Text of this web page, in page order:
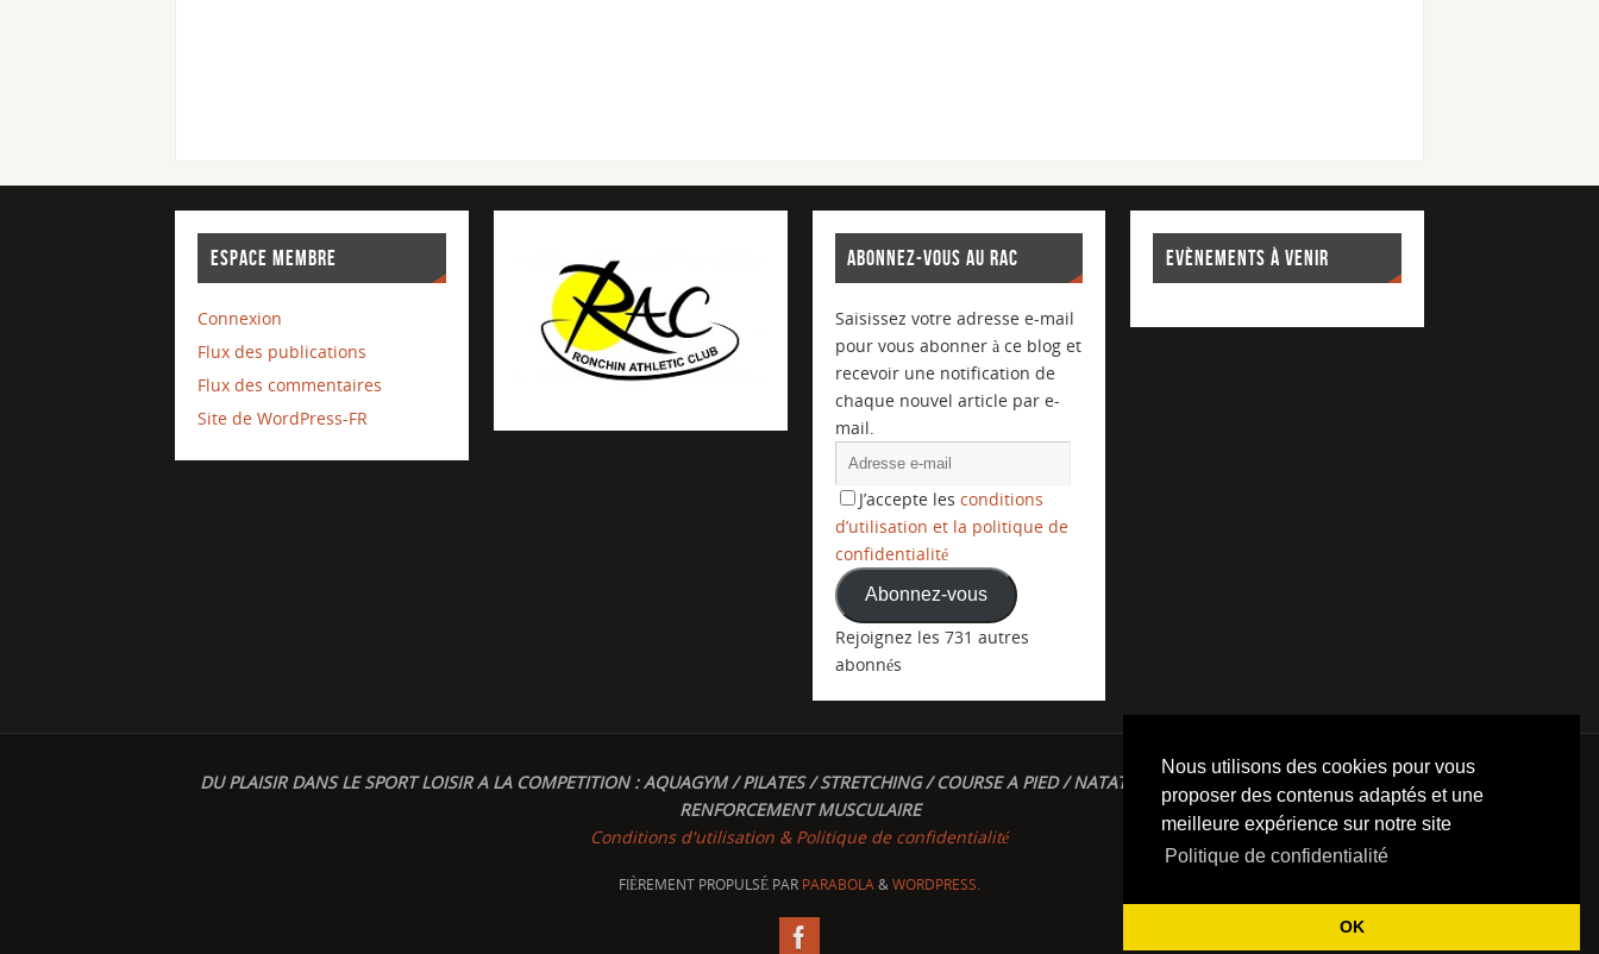
Nous utilisons des cookies pour vous
proposer des contenus adaptés et une
meilleure expérience sur notre site
Politique de confidentialité
OK
ESPACE MEMBRE
Connexion
Flux des publications
Flux des commentaires
Site de WordPress-FR
ABONNEZ-VOUS AU RAC
Saisissez votre adresse e-mail
pour vous abonner à ce blog et
recevoir une notification de
chaque nouvel article par e-
mail.
J’accepte les conditions
d’utilisation et la politique de
confidentialité
Abonnez-vous
Rejoignez les 731 autres
abonnés
EVÈNEMENTS À VENIR
DU PLAISIR DANS LE SPORT LOISIR A LA COMPETITION : AQUAGYM / PILATES / STRETCHING / COURSE A PIED / NATATION / TRIATHLON / TRAILS / YOGA/
RENFORCEMENT MUSCULAIRE
Conditions d'utilisation & Politique de confidentialité
FIÈREMENT PROPULSÉ PAR PARABOLA&WORDPRESS.